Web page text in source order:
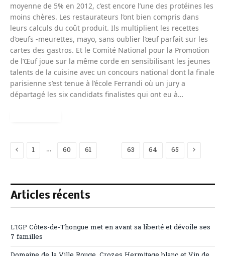
moyenne de 5% en 2012, c’est encore l’une des protéines les
moins chères. Les restaurateurs l’ont bien compris dans
leurs calculs du coût produit. Ils multiplient les recettes
d’oeufs -meurettes, mayo, sans oublier l’œuf parfait sur les
cartes des gastros. Et le Comité National pour la Promotion
de l’Œuf joue sur la même corde en sensibilisant les jeunes
talents de la cuisine avec un concours national dont la finale
parisienne s’est tenue à l’école Ferrandi où un jury a
départagé les six candidats finalistes qui ont eu à…
Previous
1 … 60 61 63 64 65 Next
Articles récents
L’IGP Côtes-de-Thongue met en avant sa liberté et dévoile ses
7 familles